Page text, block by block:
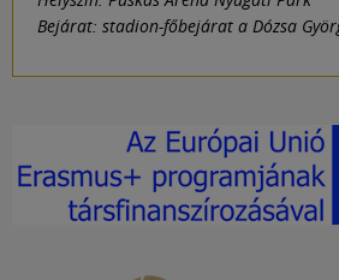
Bejárat: stadion-főbejárat a Dózsa